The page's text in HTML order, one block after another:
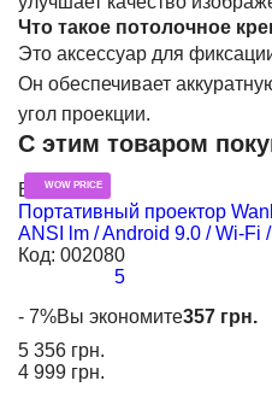
Что такое потолочное
Это аксессуар для
Он обеспечивает
угол проекции.
С этим товаром
WOW PRICE
В наличии
Портативный проектор
ANSI lm / Android 9.0 / Wi-Fi
Код: 002080
5
- 7%Вы экономите357 грн.
5 356 грн.
4 999 грн.